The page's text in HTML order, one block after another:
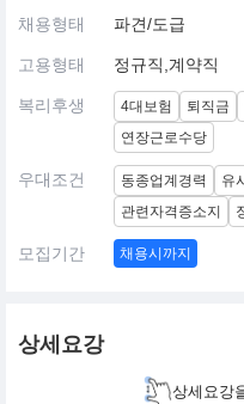
채용형태 파견/도급
고용형태 정규직,계약직
복리후생 4대보험 퇴직금
연장근로수당
우대조건 동종업계경력 유
관련자격증소지
모집기간 채용시까지
상세요강
상세요강